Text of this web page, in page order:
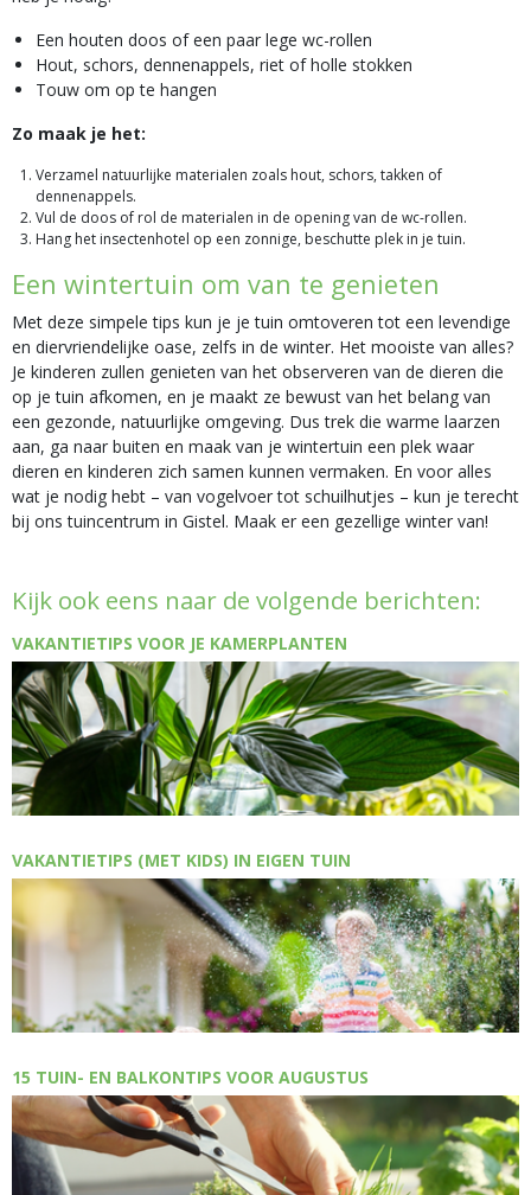
Een houten doos of een paar lege wc-rollen
Hout, schors, dennenappels, riet of holle stokken
Touw om op te hangen
Zo maak je het:
Verzamel natuurlijke materialen zoals hout, schors, takken of
dennenappels.
Vul de doos of rol de materialen in de opening van de wc-rollen.
Hang het insectenhotel op een zonnige, beschutte plek in je tuin.
Een wintertuin om van te genieten
Met deze simpele tips kun je je tuin omtoveren tot een levendige
en diervriendelijke oase, zelfs in de winter. Het mooiste van alles?
Je kinderen zullen genieten van het observeren van de dieren die
op je tuin afkomen, en je maakt ze bewust van het belang van
een gezonde, natuurlijke omgeving. Dus trek die warme laarzen
aan, ga naar buiten en maak van je wintertuin een plek waar
dieren en kinderen zich samen kunnen vermaken. En voor alles
wat je nodig hebt – van vogelvoer tot schuilhutjes – kun je terecht
bij ons tuincentrum in Gistel. Maak er een gezellige winter van!
Kijk ook eens naar de volgende berichten:
VAKANTIETIPS VOOR JE KAMERPLANTEN
VAKANTIETIPS (MET KIDS) IN EIGEN TUIN
15 TUIN- EN BALKONTIPS VOOR AUGUSTUS